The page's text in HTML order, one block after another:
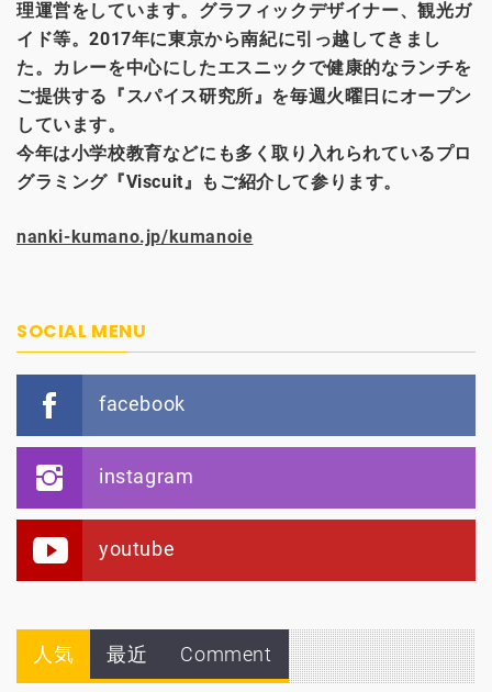
理運営をしています。グラフィックデザイナー、観光ガ
イド等。2017年に東京から南紀に引っ越してきまし
た。カレーを中心にしたエスニックで健康的なランチを
ご提供する『スパイス研究所』を毎週火曜日にオープン
しています。
今年は小学校教育などにも多く取り入れられているプロ
グラミング『Viscuit』もご紹介して参ります。
nanki-kumano.jp/kumanoie
SOCIAL MENU
facebook
instagram
youtube
人気 最近 Comment